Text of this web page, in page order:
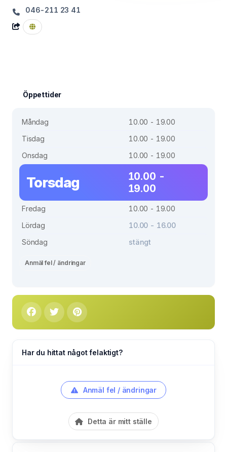
046-211 23 41
Öppettider
Måndag
10.00 - 19.00
Tisdag
10.00 - 19.00
Onsdag
10.00 - 19.00
Torsdag
10.00 -
19.00
Fredag
10.00 - 19.00
Lördag
10.00 - 16.00
Söndag
stängt
Anmäl fel / ändringar
Har du hittat något felaktigt?
Anmäl fel / ändringar
Detta är mitt ställe